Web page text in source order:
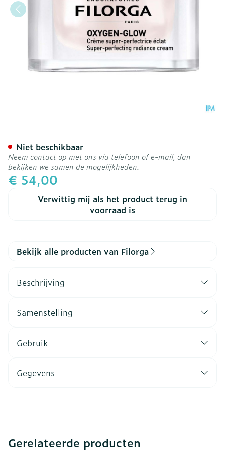
€ 54,00
Verwittig mij als het product terug in
voorraad is
Niet beschikbaar
Neem contact op met ons via telefoon of e-mail, dan
bekijken we samen de mogelijkheden.
Bekijk alle producten van Filorga
Beschrijving
Samenstelling
Gebruik
Gegevens
Gerelateerde producten